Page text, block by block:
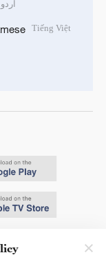
اردو
Tiếng Việt